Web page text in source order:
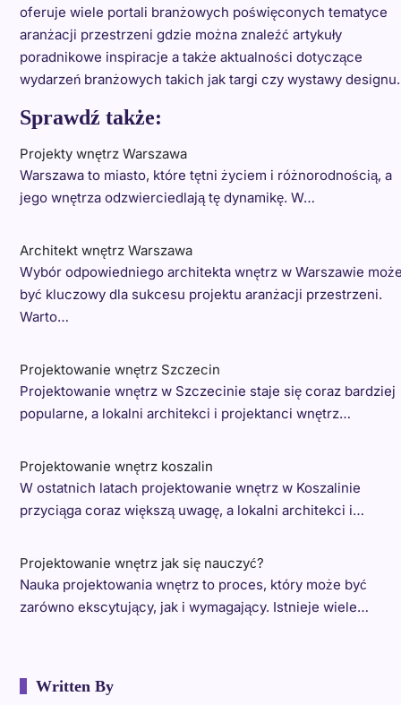
oferuje wiele portali branżowych poświęconych tematyce
aranżacji przestrzeni gdzie można znaleźć artykuły
poradnikowe inspiracje a także aktualności dotyczące
wydarzeń branżowych takich jak targi czy wystawy designu.
Sprawdź także:
Projekty wnętrz Warszawa
Warszawa to miasto, które tętni życiem i różnorodnością, a
jego wnętrza odzwierciedlają tę dynamikę. W…
Architekt wnętrz Warszawa
Wybór odpowiedniego architekta wnętrz w Warszawie
być kluczowy dla sukcesu projektu aranżacji przestrzeni.
Warto…
Projektowanie wnętrz Szczecin
Projektowanie wnętrz w Szczecinie staje się coraz bardziej
popularne, a lokalni architekci i projektanci wnętrz…
Projektowanie wnętrz koszalin
W ostatnich latach projektowanie wnętrz w Koszalinie
przyciąga coraz większą uwagę, a lokalni architekci i…
Projektowanie wnętrz jak się nauczyć?
Nauka projektowania wnętrz to proces, który może być
zarówno ekscytujący, jak i wymagający. Istnieje wiele…
Written By